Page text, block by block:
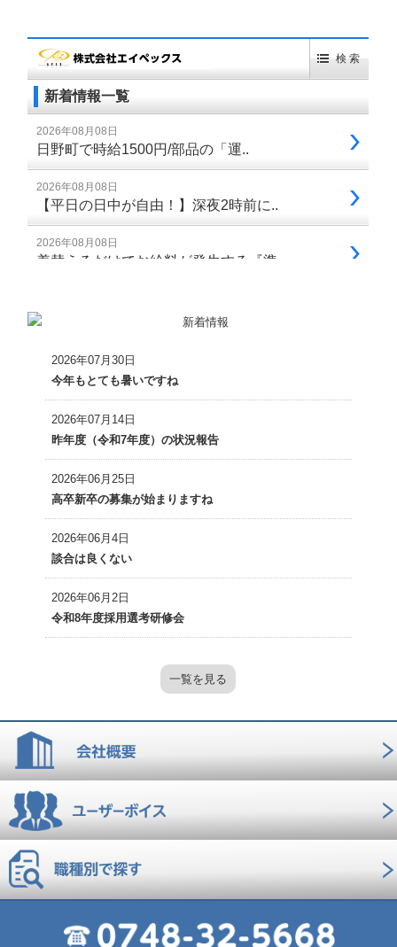
2026年07月30日
今年もとても暑いですね
2026年07月14日
昨年度（令和7年度）の状況報告
2026年06月25日
高卒新卒の募集が始まりますね
2026年06月4日
談合は良くない
2026年06月2日
令和8年度採用選考研修会
一覧を見る